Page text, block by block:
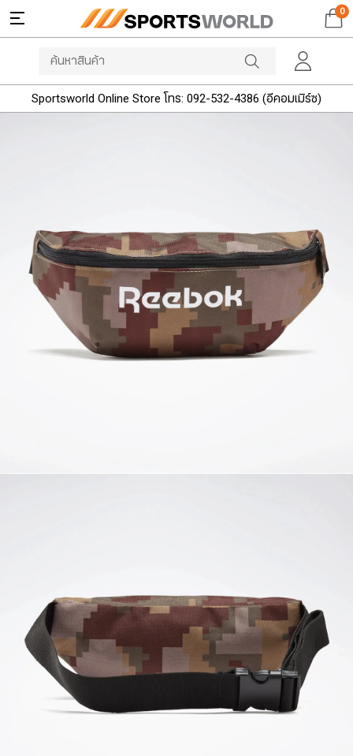
0
Sportsworld Online Store โทร: 092-532-4386 (อีคอมเมิร์ซ)